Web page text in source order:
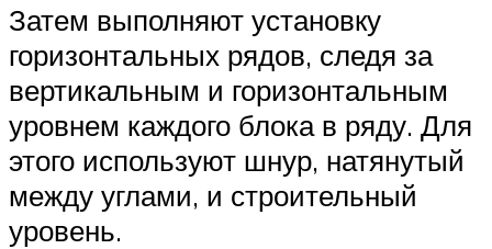
Затем выполняют установку
горизонтальных рядов, следя за
вертикальным и горизонтальным
уровнем каждого блока в ряду. Для
этого используют шнур, натянутый
между углами, и строительный
уровень.